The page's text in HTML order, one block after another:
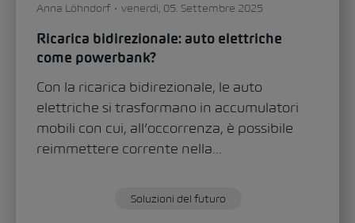
Anna Löhndorf venerdì, 05. Settembre 2025
Ricarica bidirezionale: auto elettriche
come powerbank?
Con la ricarica bidirezionale, le auto
elettriche si trasformano in accumulatori
mobili con cui, all’occorrenza, è possibile
reimmettere corrente nella...
Soluzioni del futuro